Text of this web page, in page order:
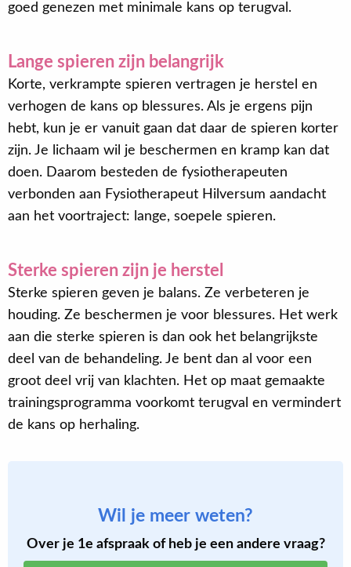
goed genezen met minimale kans op terugval.
Lange spieren zijn belangrijk
Korte, verkrampte spieren vertragen je herstel en
verhogen de kans op blessures. Als je ergens pijn
hebt, kun je er vanuit gaan dat daar de spieren korter
zijn. Je lichaam wil je beschermen en kramp kan dat
doen. Daarom besteden de fysiotherapeuten
verbonden aan Fysiotherapeut Hilversum aandacht
aan het voortraject: lange, soepele spieren.
Sterke spieren zijn je herstel
Sterke spieren geven je balans. Ze verbeteren je
houding. Ze beschermen je voor blessures. Het werk
aan die sterke spieren is dan ook het belangrijkste
deel van de behandeling. Je bent dan al voor een
groot deel vrij van klachten. Het op maat gemaakte
trainingsprogramma voorkomt terugval en vermindert
de kans op herhaling.
Wil je meer weten?
Over je 1e afspraak of heb je een andere vraag?